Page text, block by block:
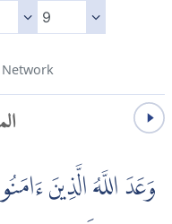
وَعَدَ اللَّهُ الَّذِينَ